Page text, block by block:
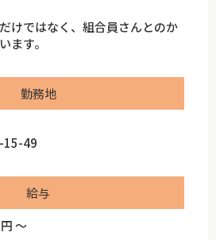
けではなく、組合員さんとのか
ます。
勤務地
15-49
給与
～